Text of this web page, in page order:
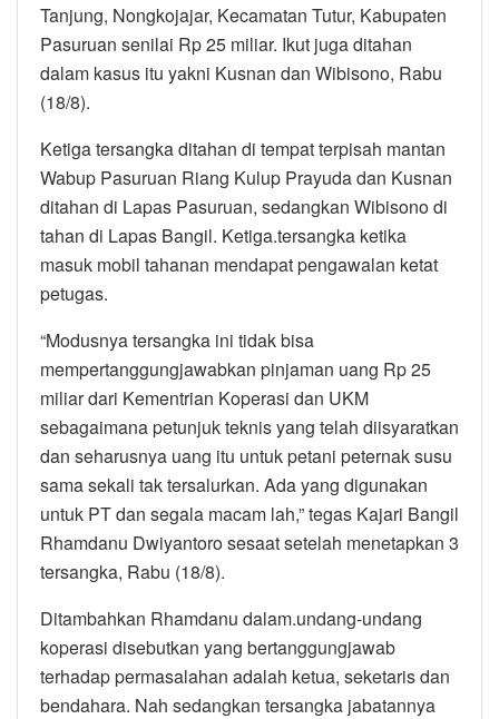
Tanjung, Nongkojajar, Kecamatan Tutur, Kabupaten
Pasuruan senilai Rp 25 miliar. Ikut juga ditahan
dalam kasus itu yakni Kusnan dan Wibisono, Rabu
(18/8).
Ketiga tersangka ditahan di tempat terpisah mantan
Wabup Pasuruan Riang Kulup Prayuda dan Kusnan
ditahan di Lapas Pasuruan, sedangkan Wibisono di
tahan di Lapas Bangil. Ketiga.tersangka ketika
masuk mobil tahanan mendapat pengawalan ketat
petugas.
“Modusnya tersangka ini tidak bisa
mempertanggungjawabkan pinjaman uang Rp 25
miliar dari Kementrian Koperasi dan UKM
sebagaimana petunjuk teknis yang telah diisyaratkan
dan seharusnya uang itu untuk petani peternak susu
sama sekali tak tersalurkan. Ada yang digunakan
untuk PT dan segala macam lah,” tegas Kajari Bangil
Rhamdanu Dwiyantoro sesaat setelah menetapkan 3
tersangka, Rabu (18/8).
Ditambahkan Rhamdanu dalam.undang-undang
koperasi disebutkan yang bertanggungjawab
terhadap permasalahan adalah ketua, seketaris dan
bendahara. Nah sedangkan tersangka jabatannya